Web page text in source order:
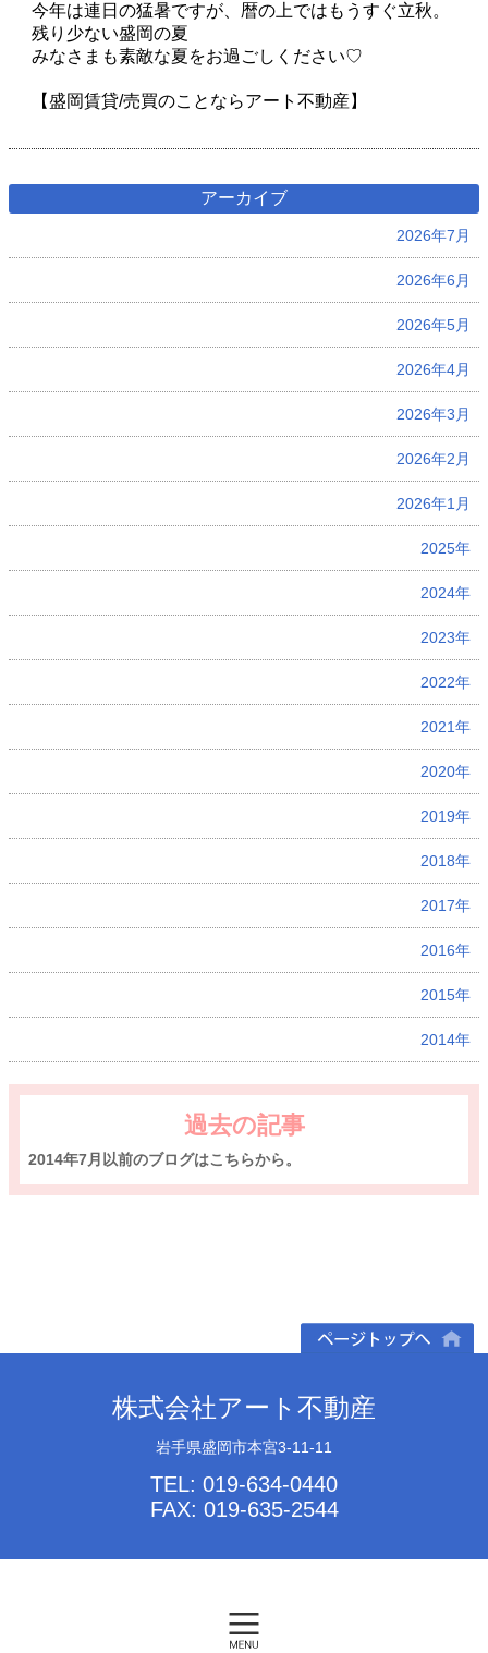
今年は連日の猛暑ですが、暦の上ではもうすぐ立秋。
残り少ない盛岡の夏
みなさまも素敵な夏をお過ごしください♡
【盛岡賃貸/売買のことならアート不動産】
アーカイブ
2026年7月
2026年6月
2026年5月
2026年4月
2026年3月
2026年2月
2026年1月
2025年
2024年
2023年
2022年
2021年
2020年
2019年
2018年
2017年
2016年
2015年
2014年
過去の記事
2014年7月以前のブログはこちらから。
株式会社アート不動産
岩手県盛岡市本宮3-11-11
TEL: 019-634-0440
FAX: 019-635-2544